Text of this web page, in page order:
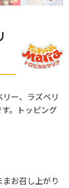
ー、ラズベリ
。トッピング
お召し上がり